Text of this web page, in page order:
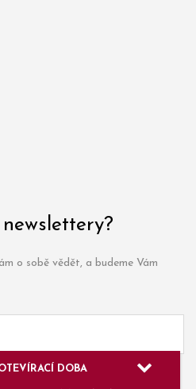
o sobě vědět, a budeme Vám
DOBA